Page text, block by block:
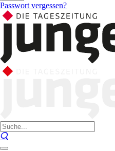
Passwort vergessen?